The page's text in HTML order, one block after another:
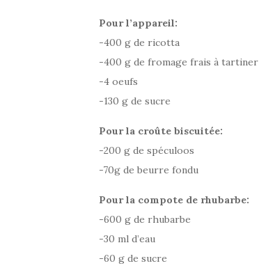
Pour l’appareil:
-400 g de ricotta
-400 g de fromage frais à tartiner
-4 oeufs
-130 g de sucre
Pour la croûte biscuitée:
-200 g de spéculoos
-70g de beurre fondu
Pour la compote de rhubarbe:
-600 g de rhubarbe
-30 ml d’eau
-60 g de sucre